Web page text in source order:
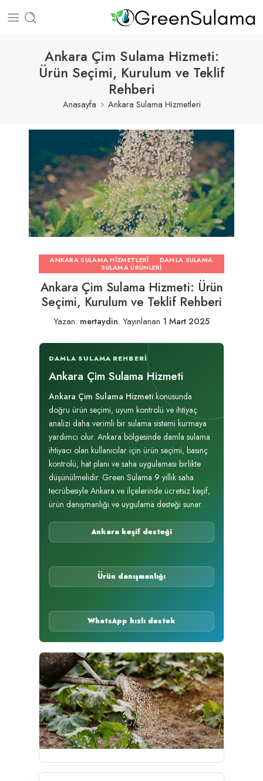
Ankara Çim Sulama Hizmeti:
Ürün Seçimi, Kurulum ve Teklif
Rehberi
Anasayfa Ankara Sulama Hizmetleri
ANKARA SULAMA HIZMETLERI
DAMLA SULAMA
SULAMA ÜRÜNLERI
Ankara Çim Sulama Hizmeti: Ürün
Seçimi, Kurulum ve Teklif Rehberi
Yazan: mertaydin. Yayınlanan 1 Mart 2025
DAMLA SULAMA REHBERI
Ankara Çim Sulama Hizmeti
Ankara Çim Sulama Hizmeti konusunda
doğru ürün seçimi, uyum kontrolü ve ihtiyaç
analizi daha verimli bir sulama sistemi kurmaya
yardımcı olur. Ankara bölgesinde damla sulama
ihtiyacı olan kullanıcılar için ürün seçimi, basınç
kontrolü, hat planı ve saha uygulaması birlikte
düşünülmelidir. Green Sulama 9 yıllık saha
tecrübesiyle Ankara ve ilçelerinde ücretsiz keşif,
ürün danışmanlığı ve uygulama desteği sunar.
Ankara keşif desteği
Ürün danışmanlığı
WhatsApp hızlı destek